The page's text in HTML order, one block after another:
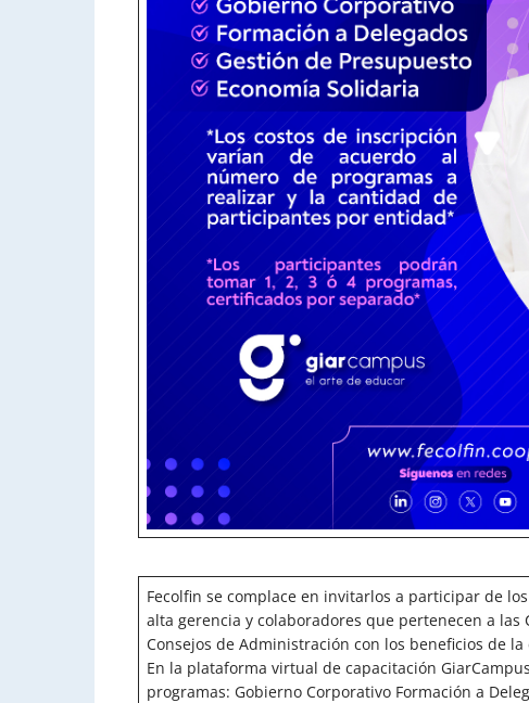
Fecolfin se complace en invitarlos a participar de
alta gerencia y colaboradores que pertenecen a las
Consejos de Administración con los beneficios de
En la plataforma virtual de capacitación
programas: Gobierno Corporativo Formación a